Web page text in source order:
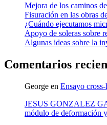
Mejora de los caminos
Fisuración en las obras
¿Cuándo ejecutamos
Apoyo de soleras sobre
Algunas ideas sobre la
Comentarios
George en Ensayo
JESUS GONZALEZ
módulo de deformación